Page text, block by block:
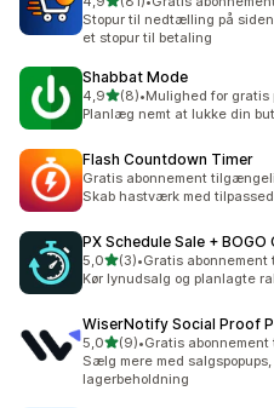
81 anmeldelser i alt
Stopur til nedtælling på
et stopur til betaling
Shabbat Mode
4,9ud af 5 stjerner
(8)
8 anmeldelser i alt
•Mulighed for gratis
Planlæg nemt at lukke din
Flash Countdown Timer
Gratis abonnement
Skab hastværk med
PX Schedule Sale + BOGO
5,0ud af 5 stjerner
(3)
3 anmeldelser i alt
•Gratis
Kør lynudsalg og planlagte
WiserNotify Social Proof
5,0ud af 5 stjerner
(9)
9 anmeldelser i alt
•Gratis
Sælg mere med
lagerbeholdning